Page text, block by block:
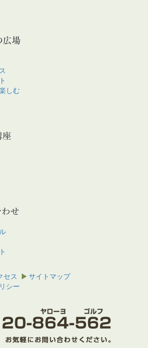
しむ
セス
サイトマップ
シー